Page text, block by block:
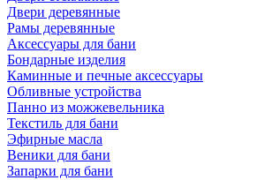
Двери деревянные
Рамы деревянные
Аксессуары для бани
Бондарные изделия
Каминные и печные аксессуары
Обливные устройства
Панно из можжевельника
Текстиль для бани
Эфирные масла
Веники для бани
Запарки для бани